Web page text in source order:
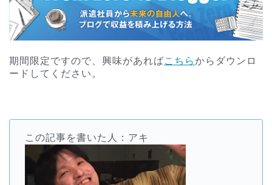
期間限定ですので、興味があればこちらからダウンロ
ードしてください。
この記事を書いた人：アキ